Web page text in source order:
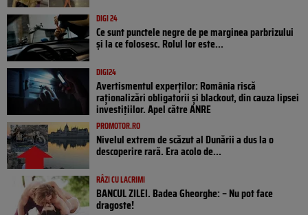
DIGI 24
Ce sunt punctele negre de pe marginea parbrizului
și la ce folosesc. Rolul lor este...
DIGI24
Avertismentul experților: România riscă
raționalizări obligatorii și blackout, din cauza lipsei
investițiilor. Apel către ANRE
PROMOTOR.RO
Nivelul extrem de scăzut al Dunării a dus la o
descoperire rară. Era acolo de...
RÂZI CU LACRIMI
BANCUL ZILEI. Badea Gheorghe: – Nu pot face
dragoste!